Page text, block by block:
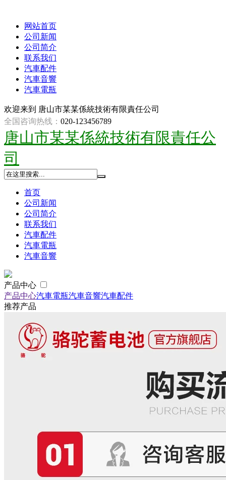
网站首页
公司新闻
公司简介
联系我们
汽車配件
汽車音響
汽車電瓶
欢迎来到 唐山市某某係統技術有限責任公司
全国咨询热线： 020-123456789
唐山市某某係統技術有限責任公
司
首页
公司新闻
公司简介
联系我们
汽車配件
汽車電瓶
汽車音響
产品中心
产品中心汽車電瓶汽車音響汽車配件
推荐产品